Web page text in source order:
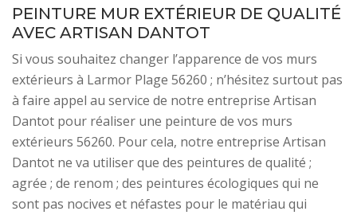
PEINTURE MUR EXTÉRIEUR DE QUALITÉ
AVEC ARTISAN DANTOT
Si vous souhaitez changer l’apparence de vos murs
extérieurs à Larmor Plage 56260 ; n’hésitez surtout pas
à faire appel au service de notre entreprise Artisan
Dantot pour réaliser une peinture de vos murs
extérieurs 56260. Pour cela, notre entreprise Artisan
Dantot ne va utiliser que des peintures de qualité ;
agrée ; de renom ; des peintures écologiques qui ne
sont pas nocives et néfastes pour le matériau qui